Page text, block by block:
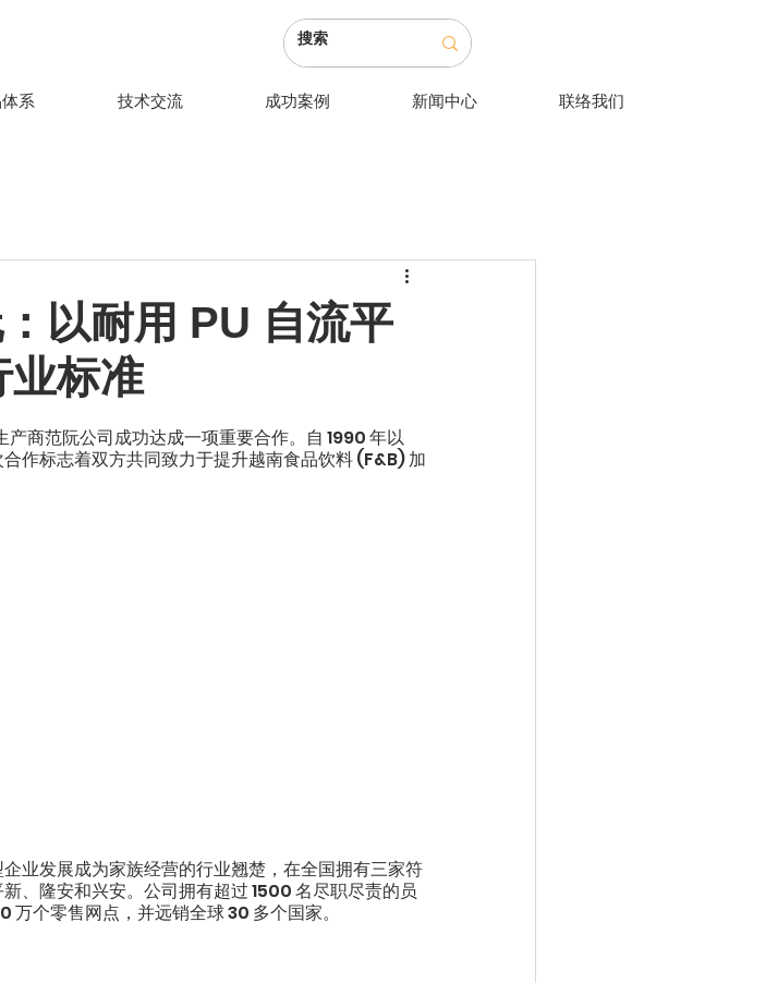
系 技术交流 成功案例 新闻中心 联络我们
以耐用 PU 自流平
业标准
商范阮公司成功达成一项重要合作。自 1990 年以
作标志着双方共同致力于提升越南食品饮料 (F&B) 加
业发展成为家族经营的行业翘楚，在全国拥有三家符
、隆安和兴安。公司拥有超过 1500 名尽职尽责的员
个零售网点，并远销全球 30 多个国家。